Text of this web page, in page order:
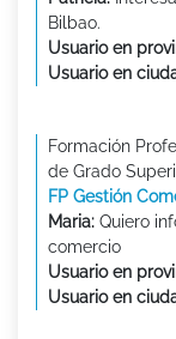
Bilbao.
Usuario en
Usuario en
Formación
de Grado
FP Gestión
Maria: Quiero
comercio
Usuario en
Usuario en